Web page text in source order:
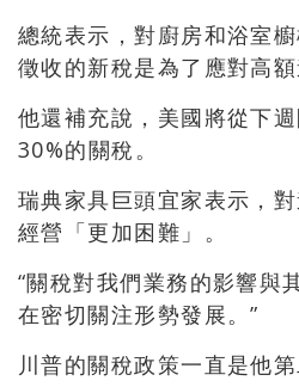
總統表示，對廚房和浴室
徵收的新稅是為了應對高額
他還補充說，美國將從下
30%的關稅。
瑞典家具巨頭宜家表示，
經營「更加困難」。
“關稅對我們業務的影響與
在密切關注形勢發展。”
川普的關稅政策一直是他